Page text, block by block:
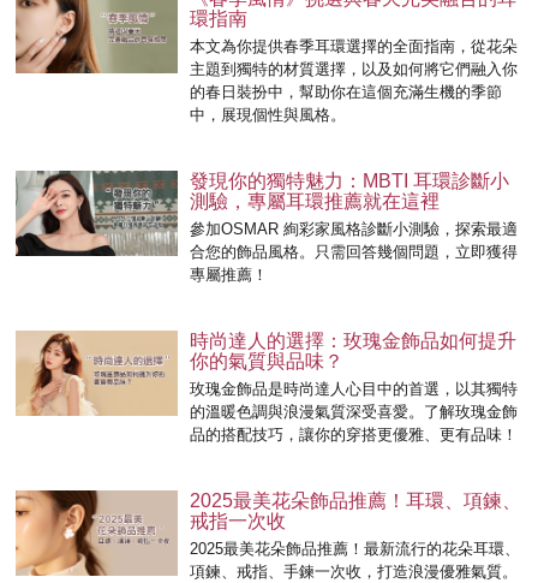
環指南
本文為你提供春季耳環選擇的全面指南，從花朵
主題到獨特的材質選擇，以及如何將它們融入你
的春日裝扮中，幫助你在這個充滿生機的季節
中，展現個性與風格。
發現你的獨特魅力：MBTI 耳環診斷小
測驗，專屬耳環推薦就在這裡
參加OSMAR 絢彩家風格診斷小測驗，探索最適
合您的飾品風格。只需回答幾個問題，立即獲得
專屬推薦！
時尚達人的選擇：玫瑰金飾品如何提升
你的氣質與品味？
玫瑰金飾品是時尚達人心目中的首選，以其獨特
的溫暖色調與浪漫氣質深受喜愛。了解玫瑰金飾
品的搭配技巧，讓你的穿搭更優雅、更有品味！
2025最美花朵飾品推薦！耳環、項鍊、
戒指一次收
2025最美花朵飾品推薦！最新流行的花朵耳環、
項鍊、戒指、手鍊一次收，打造浪漫優雅氣質。